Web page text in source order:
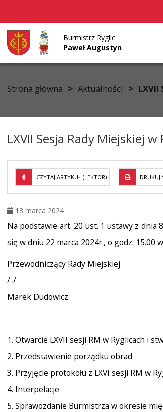
Przejdź do menu
Przejdź do głównej treści strony
Przejdź do stopki strony
Burmistrz Ryglic
Paweł Augustyn
Strona główna > Aktualności >
LXVII Sesja Rady Miejskiej w
CZYTAJ ARTYKUŁ (LEKTOR) DRUKUJ
18 marca 2024
Na podstawie art. 20 ust. 1 ustawy z dnia
się w dniu 22 marca 2024r., o godz.
Przewodniczący Rady Miejskiej
/-/
Marek Dudowicz
1. Otwarcie LXVII sesji RM w Ryglicach i
2. Przedstawienie porządku obrad
3. Przyjęcie protokołu z LXVI sesji RM w
4. Interpelacje
5. Sprawozdanie Burmistrza w okresie